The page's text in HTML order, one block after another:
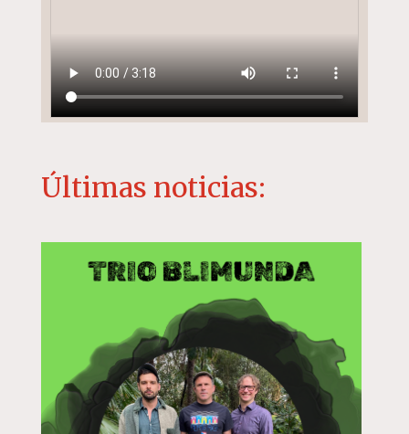
Últimas noticias: